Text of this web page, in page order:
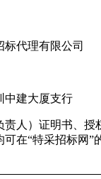
代理有限公司
中建大厦支行
人）证明书、授
在“特采招标网”